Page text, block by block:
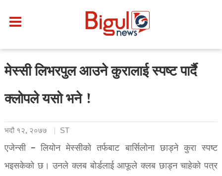
मेस्सी लिभरपुल आउने कुरालाई स्पष्ट पार्दै
क्लोपले यसो भने !
भदौ १२, २०७७ ST
एजेन्सी – लियोन मेस्सीको तर्फबाट बार्सिलोना छाड्ने कुरा स्पष्ट
भइसकेको छ। उनले क्लब बोर्डलाई आफूले क्लब छाड्न चाहेको पत्र